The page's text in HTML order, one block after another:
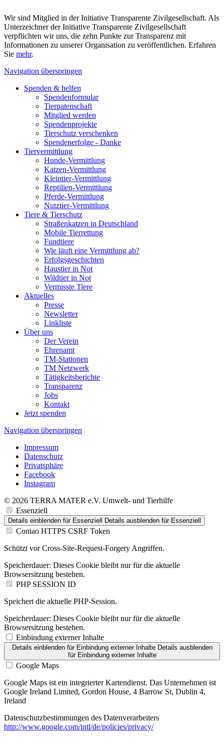
Wir sind Mitglied in der Initiative Transparente Zivilgesellschaft. Als
Unterzeichner der Initiative Transparente Zivilgesellschaft
verpflichten wir uns, die zehn Punkte zur Transparenz mit
Informationen zu unserer Organisation zu veröffentlichen. Erfahren
Sie mehr.
Navigation überspringen
Spenden & helfen
Spendenformular
Tierpatenschaft
Mitglied werden
Spendenprojekte
Tierschutz verschenken
Spendenerfolge - Danke
Tiervermittlung
Hunde-Vermittlung
Katzen-Vermittlung
Kleintier-Vermittlung
Reptilien-Vermittlung
Pferde-Vermittlung
Nutztier-Vermittlung
Tiere & Tierschutz
Straßenkatzen in Deutschland
Mobile Tierrettung
Fundtiere
Wie läuft eine Vermittlung ab?
Erfolgsgeschichten
Haustier in Not
Wildtier in Not
Vermisste Tiere
Aktuelles
Presse
Newsletter
Linkliste
Über uns
Der Verein
Ehrenamt
TM-Stationen
TM Netzwerk
Tätigkeitsberichte
Transparenz
Jobs
Kontakt
Jetzt spenden
Navigation überspringen
Impressum
Datenschutz
Privatsphäre
Facebook
Instagram
© 2026 TERRA MATER e.V. Umwelt- und Tierhilfe
Essenziell
Details einblenden für Essenziell Details ausblenden für Essenziell
Contao HTTPS CSRF Token
Schützt vor Cross-Site-Request-Forgery Angriffen.
Speicherdauer: Dieses Cookie bleibt nur für die aktuelle
Browsersitzung bestehen.
PHP SESSION ID
Speichert die aktuelle PHP-Session.
Speicherdauer: Dieses Cookie bleibt nur für die aktuelle
Browsersitzung bestehen.
Einbindung externer Inhalte
Details einblendenfür Einbindung externer Inhalte Details ausblenden
für Einbindung externer Inhalte
Google Maps
Google Maps ist ein integrierter Kartendienst. Das Unternehmen ist
Google Ireland Limited, Gordon House, 4 Barrow St, Dublin 4,
Ireland
Datenschutzbestimmungen des Datenverarbeiters
http://www.google.com/intl/de/policies/privacy/